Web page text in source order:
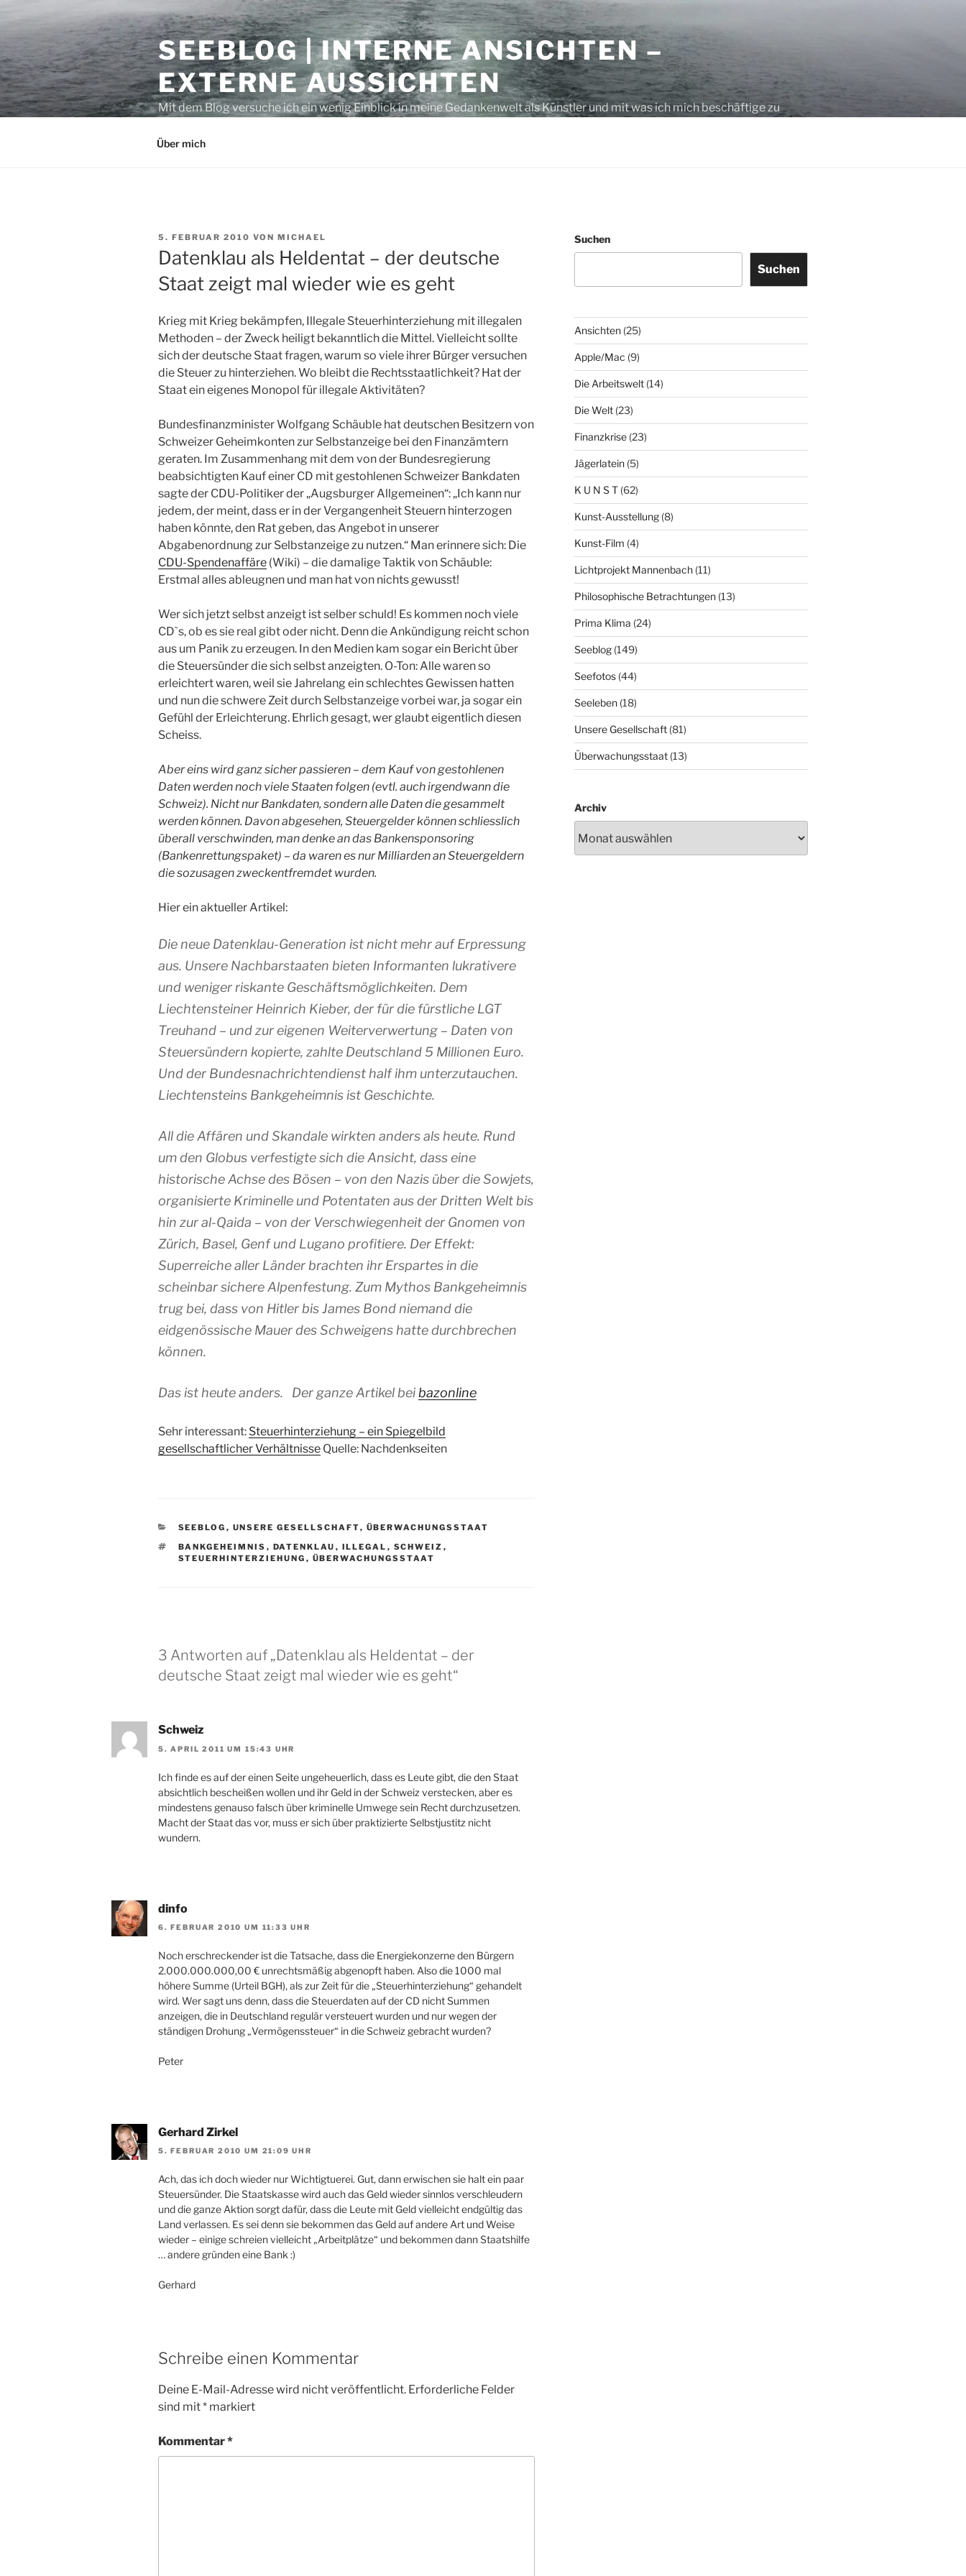
Inhalt
springen
SEEBLOG | INTERNE ANSICHTEN –
EXTERNE AUSSICHTEN
Mit dem Blog versuche ich ein wenig Einblick in meine Gedankenwelt als Künstler und mit was ich mich beschäftige zu
Über mich
VERÖFFENTLICHT
AM
5. FEBRUAR 2010 VON MICHAEL
Datenklau als Heldentat – der deutsche
Staat zeigt mal wieder wie es geht
Krieg mit Krieg bekämpfen, Illegale Steuerhinterziehung mit illegalen
Methoden – der Zweck heiligt bekanntlich die Mittel. Vielleicht sollte
sich der deutsche Staat fragen, warum so viele ihrer Bürger versuchen
die Steuer zu hinterziehen. Wo bleibt die Rechtsstaatlichkeit? Hat der
Staat ein eigenes Monopol für illegale Aktivitäten?
Bundesfinanzminister Wolfgang Schäuble hat deutschen Besitzern von
Schweizer Geheimkonten zur Selbstanzeige bei den Finanzämtern
geraten. Im Zusammenhang mit dem von der Bundesregierung
beabsichtigten Kauf einer CD mit gestohlenen Schweizer Bankdaten
sagte der CDU-Politiker der „Augsburger Allgemeinen“: „Ich kann nur
jedem, der meint, dass er in der Vergangenheit Steuern hinterzogen
haben könnte, den Rat geben, das Angebot in unserer
Abgabenordnung zur Selbstanzeige zu nutzen.“ Man erinnere sich: Die
CDU-Spendenaffäre (Wiki) – die damalige Taktik von Schäuble:
Erstmal alles ableugnen und man hat von nichts gewusst!
Wer sich jetzt selbst anzeigt ist selber schuld! Es kommen noch viele
CD`s, ob es sie real gibt oder nicht. Denn die Ankündigung reicht schon
aus um Panik zu erzeugen. In den Medien kam sogar ein Bericht über
die Steuersünder die sich selbst anzeigten. O-Ton: Alle waren so
erleichtert waren, weil sie Jahrelang ein schlechtes Gewissen hatten
und nun die schwere Zeit durch Selbstanzeige vorbei war, ja sogar ein
Gefühl der Erleichterung. Ehrlich gesagt, wer glaubt eigentlich diesen
Scheiss.
Aber eins wird ganz sicher passieren – dem Kauf von gestohlenen
Daten werden noch viele Staaten folgen (evtl. auch irgendwann die
Schweiz). Nicht nur Bankdaten, sondern alle Daten die gesammelt
werden können. Davon abgesehen, Steuergelder können schliesslich
überall verschwinden, man denke an das Bankensponsoring
(Bankenrettungspaket) – da waren es nur Milliarden an Steuergeldern
die sozusagen zweckentfremdet wurden.
Hier ein aktueller Artikel:
Die neue Datenklau-Generation ist nicht mehr auf Erpressung
aus. Unsere Nachbarstaaten bieten Informanten lukrativere
und weniger riskante Geschäftsmöglichkeiten. Dem
Liechtensteiner Heinrich Kieber, der für die fürstliche LGT
Treuhand – und zur eigenen Weiterverwertung – Daten von
Steuersündern kopierte, zahlte Deutschland 5 Millionen Euro.
Und der Bundesnachrichtendienst half ihm unterzutauchen.
Liechtensteins Bankgeheimnis ist Geschichte.
All die Affären und Skandale wirkten anders als heute. Rund
um den Globus verfestigte sich die Ansicht, dass eine
historische Achse des Bösen – von den Nazis über die Sowjets,
organisierte Kriminelle und Potentaten aus der Dritten Welt bis
hin zur al-Qaida – von der Verschwiegenheit der Gnomen von
Zürich, Basel, Genf und Lugano profitiere. Der Effekt:
Superreiche aller Länder brachten ihr Erspartes in die
scheinbar sichere Alpenfestung. Zum Mythos Bankgeheimnis
trug bei, dass von Hitler bis James Bond niemand die
eidgenössische Mauer des Schweigens hatte durchbrechen
können.
Das ist heute anders. Der ganze Artikel beibazonline
Sehr interessant: Steuerhinterziehung – ein Spiegelbild
gesellschaftlicher Verhältnisse Quelle: Nachdenkseiten
KATEGORIEN
SEEBLOG , UNSERE GESELLSCHAFT, ÜBERWACHUNGSSTAAT
SCHLAGWÖRTER
BANKGEHEIMNIS , DATENKLAU , ILLEGAL , SCHWEIZ ,
STEUERHINTERZIEHUNG , ÜBERWACHUNGSSTAAT
3 Antworten auf „Datenklau als Heldentat – der
deutsche Staat zeigt mal wieder wie es geht“
Schweiz
5. APRIL 2011 UM 15:43 UHR
Ich finde es auf der einen Seite ungeheuerlich, dass es Leute gibt, die den Staat
absichtlich bescheißen wollen und ihr Geld in der Schweiz verstecken, aber es
mindestens genauso falsch über kriminelle Umwege sein Recht durchzusetzen.
Macht der Staat das vor, muss er sich über praktizierte Selbstjustitz nicht
wundern.
dinfo
6. FEBRUAR 2010 UM 11:33 UHR
Noch erschreckender ist die Tatsache, dass die Energiekonzerne den Bürgern
2.000.000.000,00 € unrechtsmäßig abgenopft haben. Also die 1000 mal
höhere Summe (Urteil BGH), als zur Zeit für die „Steuerhinterziehung“ gehandelt
wird. Wer sagt uns denn, dass die Steuerdaten auf der CD nicht Summen
anzeigen, die in Deutschland regulär versteuert wurden und nur wegen der
ständigen Drohung „Vermögenssteuer“ in die Schweiz gebracht wurden?
Peter
Gerhard Zirkel
5. FEBRUAR 2010 UM 21:09 UHR
Ach, das ich doch wieder nur Wichtigtuerei. Gut, dann erwischen sie halt ein paar
Steuersünder. Die Staatskasse wird auch das Geld wieder sinnlos verschleudern
und die ganze Aktion sorgt dafür, dass die Leute mit Geld vielleicht endgültig das
Land verlassen. Es sei denn sie bekommen das Geld auf andere Art und Weise
wieder – einige schreien vielleicht „Arbeitplätze“ und bekommen dann Staatshilfe
… andere gründen eine Bank :)
Gerhard
Schreibe einen Kommentar
Deine E-Mail-Adresse wird nicht veröffentlicht. Erforderliche Felder
sind mit* markiert
Kommentar*
Suchen
Suchen
Ansichten(25)
Apple/Mac (9)
Die Arbeitswelt(14)
Die Welt(23)
Finanzkrise(23)
Jägerlatein(5)
K U N S T(62)
Kunst-Ausstellung(8)
Kunst-Film (4)
Lichtprojekt Mannenbach(11)
Philosophische Betrachtungen(13)
Prima Klima (24)
Seeblog(149)
Seefotos(44)
Seeleben(18)
Unsere Gesellschaft(81)
Überwachungsstaat(13)
Archiv